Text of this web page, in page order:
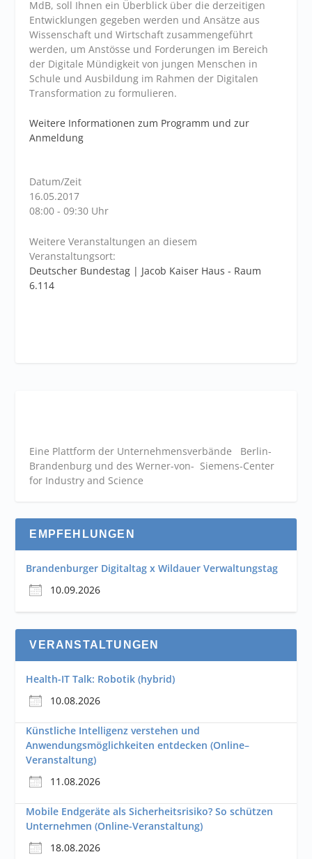
MdB, soll Ihnen ein Überblick über die derzeitigen
Entwicklungen gegeben werden und Ansätze aus
Wissenschaft und Wirtschaft zusammengeführt
werden, um Anstösse und Forderungen im Bereich
der Digitale Mündigkeit von jungen Menschen in
Schule und Ausbildung im Rahmen der Digitalen
Transformation zu formulieren.
Weitere Informationen zum Programm und zur
Anmeldung
Datum/Zeit
16.05.2017
08:00 - 09:30 Uhr
Weitere Veranstaltungen an diesem
Veranstaltungsort:
Deutscher Bundestag | Jacob Kaiser Haus - Raum
6.114
Eine Plattform der Unternehmensverbände Berlin-
Brandenburg und des Werner-von- Siemens-Center
for Industry and Science
EMPFEHLUNGEN
Brandenburger Digitaltag x Wildauer Verwaltungstag
10.09.2026
VERANSTALTUNGEN
Health-IT Talk: Robotik (hybrid)
10.08.2026
Künstliche Intelligenz verstehen und
Anwendungsmöglichkeiten entdecken (Online–
Veranstaltung)
11.08.2026
Mobile Endgeräte als Sicherheitsrisiko? So schützen
Unternehmen (Online-Veranstaltung)
18.08.2026